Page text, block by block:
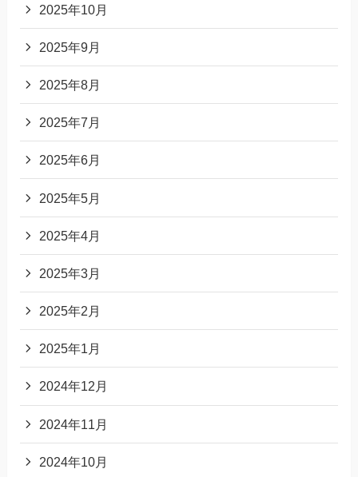
2025年10月
2025年9月
2025年8月
2025年7月
2025年6月
2025年5月
2025年4月
2025年3月
2025年2月
2025年1月
2024年12月
2024年11月
2024年10月